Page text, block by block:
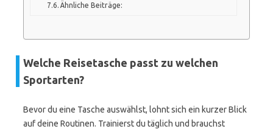
Ähnliche Beiträge:
Welche Reisetasche passt zu welchen
Sportarten?
Bevor du eine Tasche auswählst, lohnt sich ein kurzer Blick
auf deine Routinen. Trainierst du täglich und brauchst